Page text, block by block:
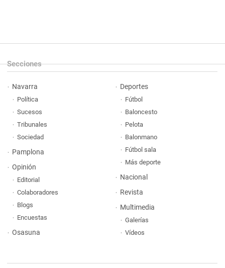
Secciones
Navarra
Política
Sucesos
Tribunales
Sociedad
Pamplona
Opinión
Editorial
Colaboradores
Blogs
Encuestas
Osasuna
Deportes
Fútbol
Baloncesto
Pelota
Balonmano
Fútbol sala
Más deporte
Nacional
Revista
Multimedia
Galerías
Vídeos